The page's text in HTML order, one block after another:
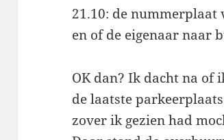
21.10: de nummerplaat
en of de eigenaar naar
OK dan? Ik dacht na of
de laatste
zover ik gezien had